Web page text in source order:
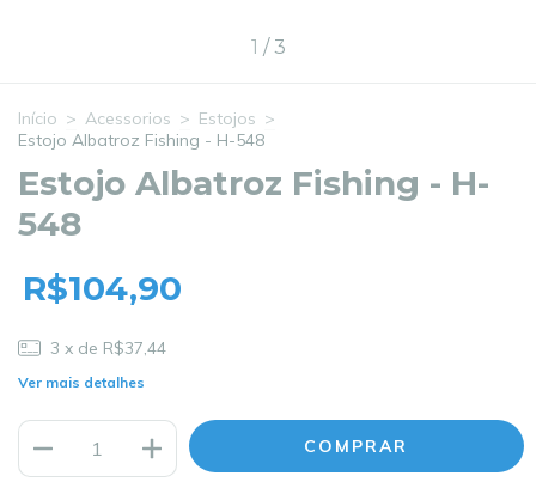
1 /3
Início > Acessorios > Estojos >
Estojo Albatroz Fishing - H-548
Estojo Albatroz Fishing - H-
548
R$104,90
3 x de R$37,44
Ver mais detalhes